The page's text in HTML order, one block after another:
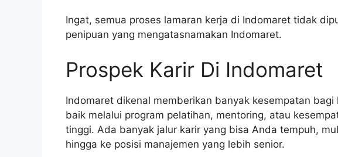
Ingat, semua proses lamaran kerja di Indomaret tidak
penipuan yang mengatasnamakan Indomaret.
Prospek Karir Di Indomaret
Indomaret dikenal memberikan banyak kesempatan
baik melalui program pelatihan, mentoring, atau
tinggi. Ada banyak jalur karir yang bisa Anda tempuh,
hingga ke posisi manajemen yang lebih senior.